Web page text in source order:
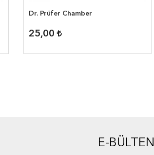
Dr. Prüfer Chamber
25,00
E-BÜLTEN